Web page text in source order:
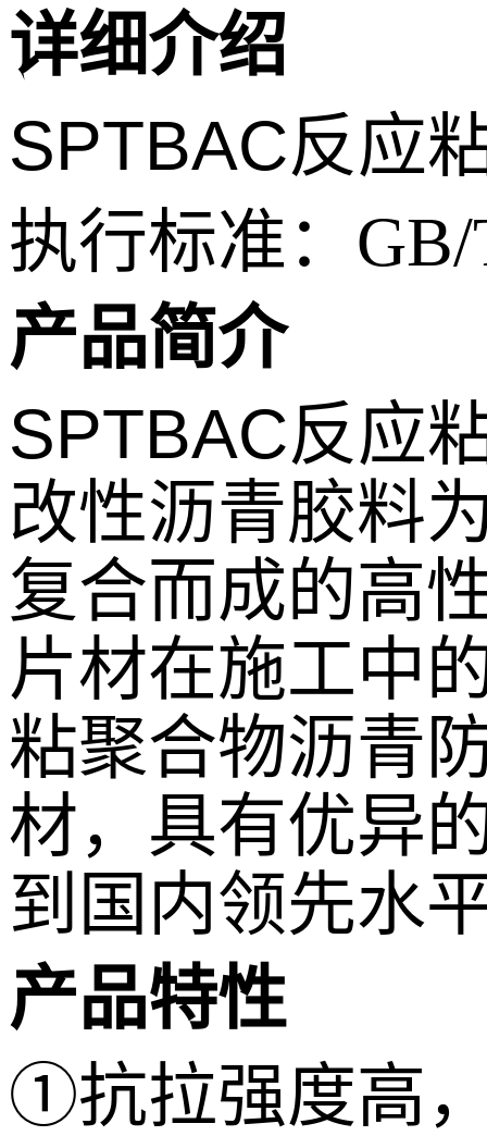
详细介绍
SPTBAC反应
执行标准：
产品简介
SPTBAC反应
改性沥青胶料
复合而成的高
片材在施工中
粘聚合物沥青
材，具有优异
到国内领先水
产品特性
①抗拉强度高